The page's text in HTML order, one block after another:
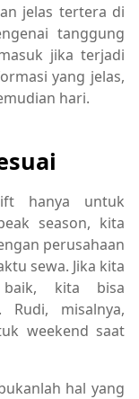
jelas tertera di
tanggung
jika terjadi
yang jelas,
hari.
hanya untuk
season, kita
perusahaan
sewa. Jika kita
kita bisa
Rudi, misalnya,
weekend saat
hal yang